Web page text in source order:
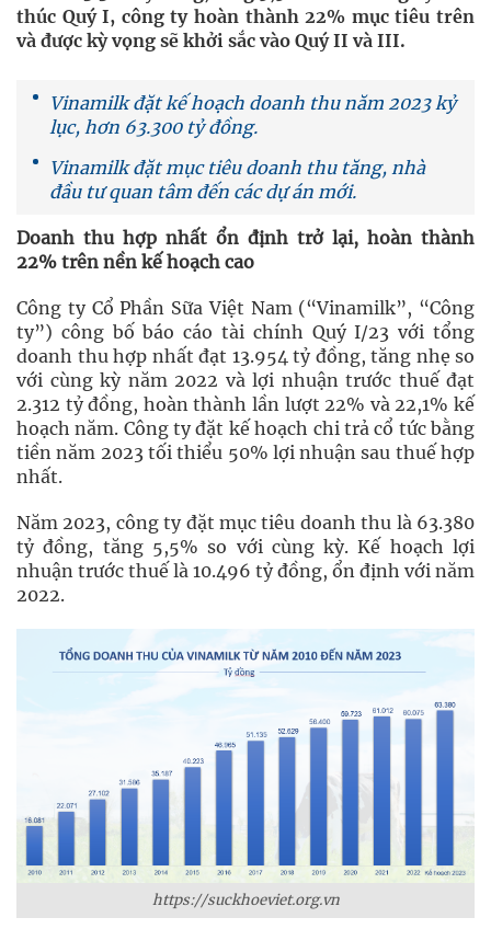
thúc Quý I, công ty hoàn thành 22% mục tiêu trên
và được kỳ vọng sẽ khởi sắc vào Quý II và III.
Vinamilk đặt kế hoạch doanh thu năm 2023 kỷ
lục, hơn 63.300 tỷ đồng.
Vinamilk đặt mục tiêu doanh thu tăng, nhà
đầu tư quan tâm đến các dự án mới.
Doanh thu hợp nhất ổn định trở lại, hoàn thành
22% trên nền kế hoạch cao
Công ty Cổ Phần Sữa Việt Nam (“Vinamilk”, “Công
ty”) công bố báo cáo tài chính Quý I/23 với tổng
doanh thu hợp nhất đạt 13.954 tỷ đồng, tăng nhẹ so
với cùng kỳ năm 2022 và lợi nhuận trước thuế đạt
2.312 tỷ đồng, hoàn thành lần lượt 22% và 22,1% kế
hoạch năm. Công ty đặt kế hoạch chi trả cổ tức bằng
tiền năm 2023 tối thiểu 50% lợi nhuận sau thuế hợp
nhất.
Năm 2023, công ty đặt mục tiêu doanh thu là 63.380
tỷ đồng, tăng 5,5% so với cùng kỳ. Kế hoạch lợi
nhuận trước thuế là 10.496 tỷ đồng, ổn định với năm
2022.
https://suckhoeviet.org.vn